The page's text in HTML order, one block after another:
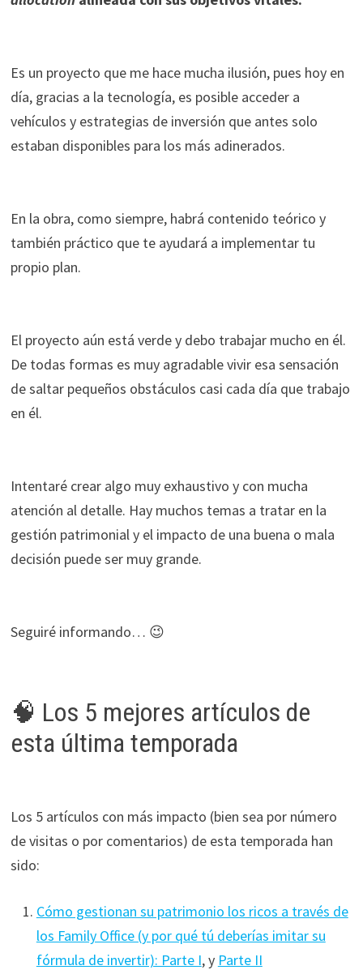
Es un proyecto que me hace mucha ilusión, pues hoy en
día, gracias a la tecnología, es posible acceder a
vehículos y estrategias de inversión que antes solo
estaban disponibles para los más adinerados.
En la obra, como siempre, habrá contenido teórico y
también práctico que te ayudará a implementar tu
propio plan.
El proyecto aún está verde y debo trabajar mucho en él.
De todas formas es muy agradable vivir esa sensación
de saltar pequeños obstáculos casi cada día que trabajo
en él.
Intentaré crear algo muy exhaustivo y con mucha
atención al detalle. Hay muchos temas a tratar en la
gestión patrimonial y el impacto de una buena o mala
decisión puede ser muy grande.
Seguiré informando… 😉
🧠 Los 5 mejores artículos de
esta última temporada
Los 5 artículos con más impacto (bien sea por número
de visitas o por comentarios) de esta temporada han
sido:
Cómo gestionan su patrimonio los ricos a través de
los Family Office (y por qué tú deberías imitar su
fórmula de invertir): Parte I, y Parte II